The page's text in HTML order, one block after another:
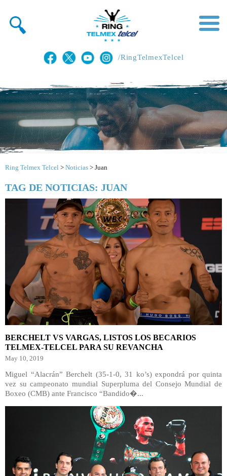
/RingTelmexTelcel
Ring Telmex Telcel > Noticias > Juan
TAG DE NOTICIAS: JUAN
BERCHELT VS VARGAS, LISTOS LOS BECARIOS
TELMEX-TELCEL PARA SU REVANCHA
May 10, 2019
Miguel “Alacrán” Berchelt (35-1-0, 31 ko’s) expondrá por quinta
vez su campeonato mundial Superpluma del Consejo Mundial de
Boxeo (CMB) ante Francisco “Bandido�...